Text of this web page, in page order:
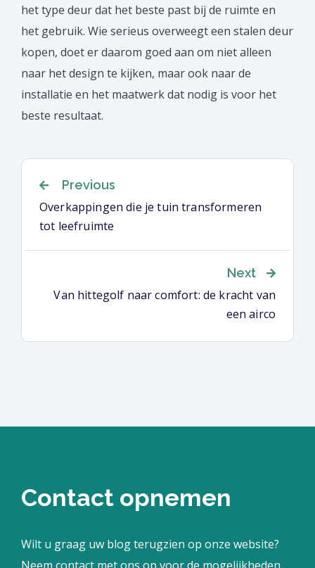
het type deur dat het beste past bij de ruimte en
het gebruik. Wie serieus overweegt een stalen deur
kopen, doet er daarom goed aan om niet alleen
naar het design te kijken, maar ook naar de
installatie en het maatwerk dat nodig is voor het
beste resultaat.
Berichtnavigatie
Previous
Overkappingen die je tuin transformeren
tot leefruimte
Next
Van hittegolf naar comfort: de kracht van
een airco
Contact opnemen
Wilt u graag uw blog terugzien op onze website?